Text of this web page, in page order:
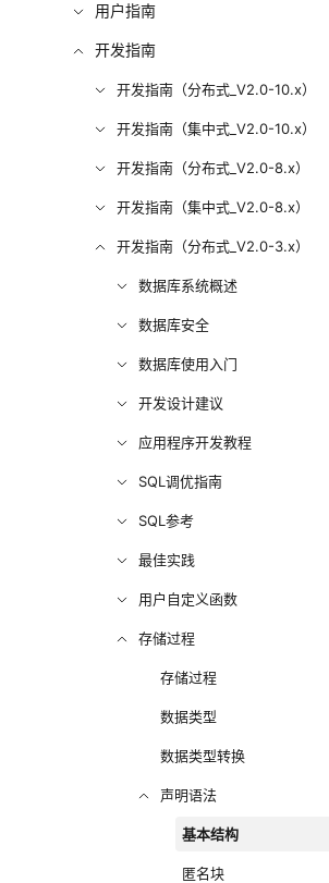
用户指南
开发指南
开发指南（分布式_V2.0-10.x）
开发指南（集中式_V2.0-10.x）
开发指南（分布式_V2.0-8.x）
开发指南（集中式_V2.0-8.x）
开发指南（分布式_V2.0-3.x）
数据库系统概述
数据库安全
数据库使用入门
开发设计建议
应用程序开发教程
SQL调优指南
SQL参考
最佳实践
用户自定义函数
存储过程
存储过程
数据类型
数据类型转换
声明语法
基本结构
匿名块